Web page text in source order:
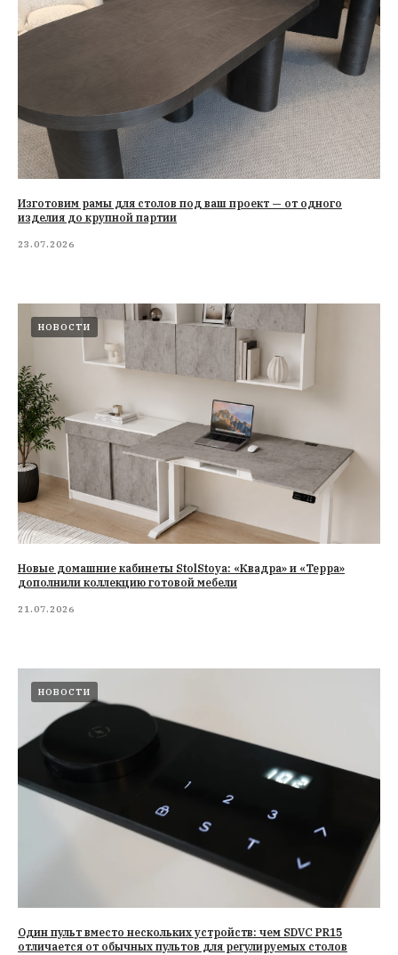
Изготовим рамы для столов под ваш проект — от одного
изделия до крупной партии
23.07.2026
НОВОСТИ
Новые домашние кабинеты StolStoya: «Квадра» и «Терра»
дополнили коллекцию готовой мебели
21.07.2026
НОВОСТИ
Один пульт вместо нескольких устройств: чем SDVC PR15
отличается от обычных пультов для регулируемых столов